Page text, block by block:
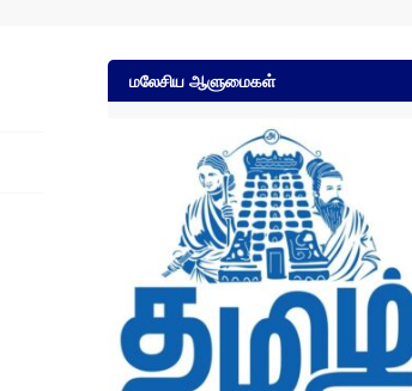
மலேசிய ஆளுமைகள்